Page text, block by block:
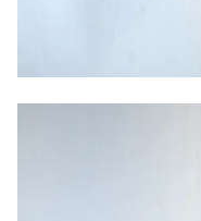
Masque de souris, 2025